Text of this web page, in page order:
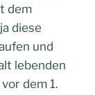
dem
diese
und
lebenden
dem 1.